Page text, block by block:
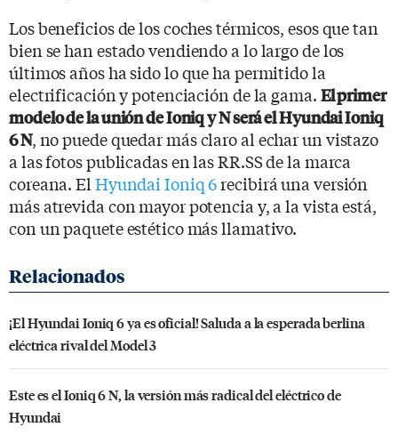
Los beneficios de los coches térmicos, esos que tan
bien se han estado vendiendo a lo largo de los
últimos años ha sido lo que ha permitido la
electrificación y potenciación de la gama. El primer
modelo de la unión de Ioniq y N será el Hyundai Ioniq
6 N, no puede quedar más claro al echar un vistazo
a las fotos publicadas en las RR.SS de la marca
coreana. El Hyundai Ioniq 6recibirá una versión
más atrevida con mayor potencia y, a la vista está,
con un paquete estético más llamativo.
¡El Hyundai Ioniq 6 ya es oficial! Saluda a la esperada berlina
eléctrica rival del Model 3
Este es el Ioniq 6 N, la versión más radical del eléctrico de
Hyundai